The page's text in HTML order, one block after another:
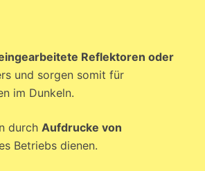
Reflektoren oder
und sorgen somit für
im Dunkeln.
durch Aufdrucke von
Betriebs dienen.